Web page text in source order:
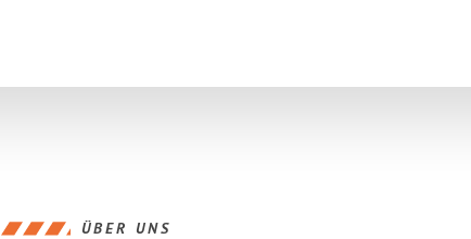
ÜBER UNS